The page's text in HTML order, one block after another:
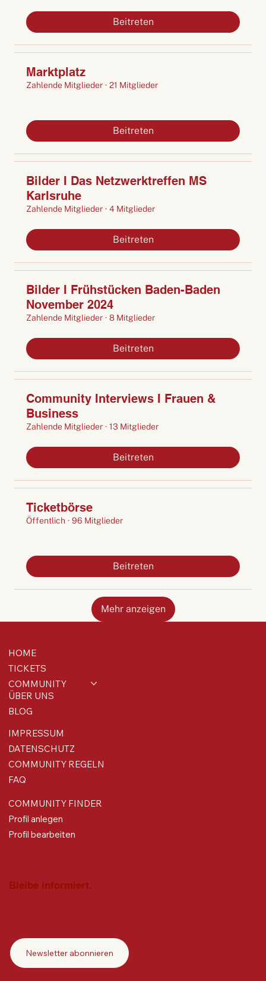
Beitreten
Marktplatz
Zahlende Mitglieder · 21 Mitglieder
Beitreten
Bilder I Das Netzwerktreffen MS
Karlsruhe
Zahlende Mitglieder · 4 Mitglieder
Beitreten
Bilder I Frühstücken Baden-Baden
November 2024
Zahlende Mitglieder · 8 Mitglieder
Beitreten
Community Interviews I Frauen &
Business
Zahlende Mitglieder · 13 Mitglieder
Beitreten
Ticketbörse
Öffentlich · 96 Mitglieder
Beitreten
Mehr anzeigen
Bleibe informiert.
Newsletter abonnieren
HOME
TICKETS
COMMUNITY
ÜBER UNS
BLOG
IMPRESSUM
DATENSCHUTZ
COMMUNITY REGELN
FAQ
COMMUNITY FINDER
Profil anlegen
Profil bearbeiten